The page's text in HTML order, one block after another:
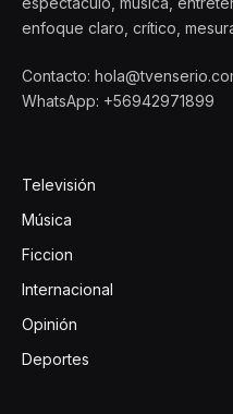
enfoque claro, crítico,
Contacto:
WhatsApp: +56942971899
Televisión
Música
Ficcion
Internacional
Opinión
Deportes